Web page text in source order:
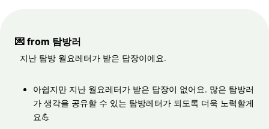
💌 from 탐방러
지난 탐방 월요레터가 받은 답장이에요.
아쉽지만 지난 월요레터가 받은 답장이 없어요. 많은 탐방러
가 생각을 공유할 수 있는 탐방레터가 되도록 더욱 노력할게
요💪